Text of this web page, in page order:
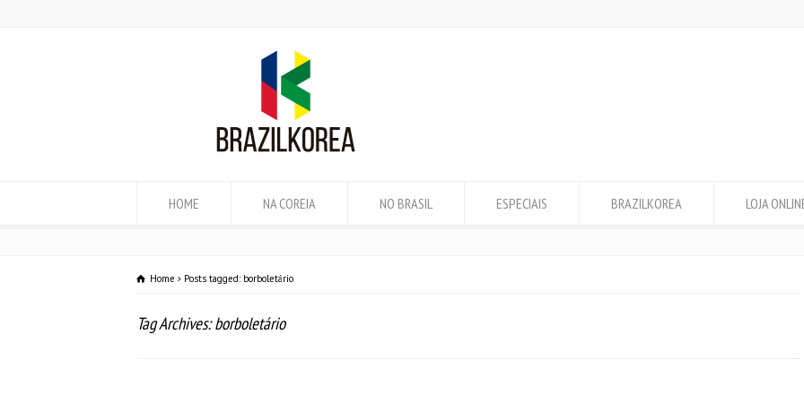
HOME NA COREIA NO BRASIL ESPECIAIS BRAZILKOREA LOJA
Home Posts tagged: borboletário
Tag Archives: borboletário